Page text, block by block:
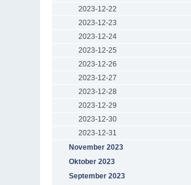
2023-12-22
2023-12-23
2023-12-24
2023-12-25
2023-12-26
2023-12-27
2023-12-28
2023-12-29
2023-12-30
2023-12-31
November 2023
Oktober 2023
September 2023